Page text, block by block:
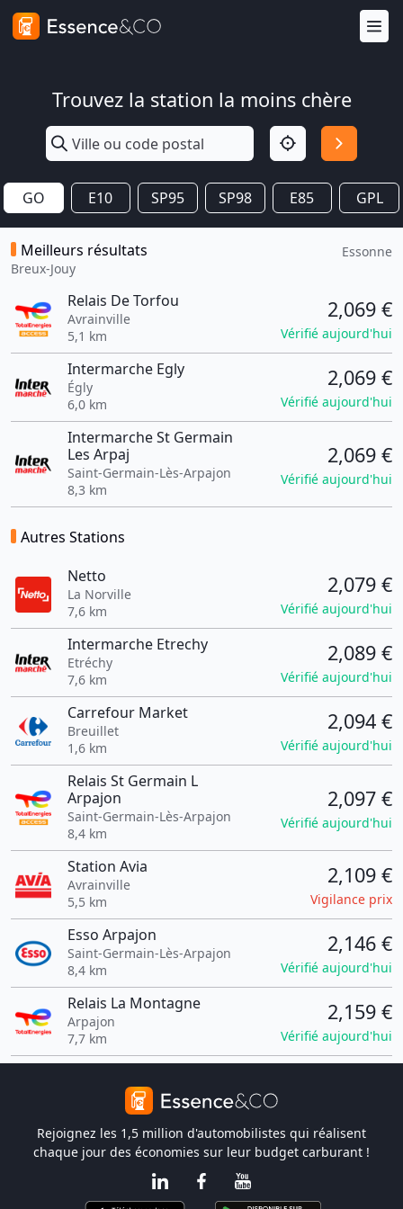
Trouvez la station la moins chère
GO E10 SP95 SP98 E85 GPL
Meilleurs résultats
Breux-Jouy
Essonne
Relais De Torfou
Avrainville
5,1 km
2,069 €
Vérifié aujourd'hui
Intermarche Egly
Égly
6,0 km
2,069 €
Vérifié aujourd'hui
Intermarche St Germain
Les Arpaj
Saint-Germain-Lès-Arpajon
8,3 km
2,069 €
Vérifié aujourd'hui
Autres Stations
Netto
La Norville
7,6 km
2,079 €
Vérifié aujourd'hui
Intermarche Etrechy
Etréchy
7,6 km
2,089 €
Vérifié aujourd'hui
Carrefour Market
Breuillet
1,6 km
2,094 €
Vérifié aujourd'hui
Relais St Germain L
Arpajon
Saint-Germain-Lès-Arpajon
8,4 km
2,097 €
Vérifié aujourd'hui
Station Avia
Avrainville
5,5 km
2,109 €
Vigilance prix
Esso Arpajon
Saint-Germain-Lès-Arpajon
8,4 km
2,146 €
Vérifié aujourd'hui
Relais La Montagne
Arpajon
7,7 km
2,159 €
Vérifié aujourd'hui
Rejoignez les 1,5 million d'automobilistes qui réalisent
chaque jour des économies sur leur budget carburant !